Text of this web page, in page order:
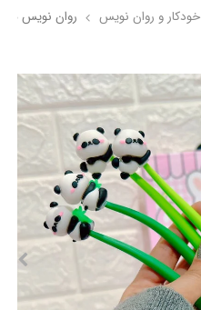
خودکار و روان نویس روان نویس